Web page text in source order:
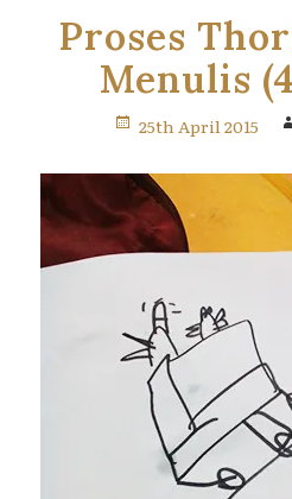
Proses
Menulis
25th April 2015